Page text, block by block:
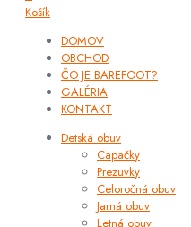
Košík
DOMOV
OBCHOD
ČO JE BAREFOOT?
GALÉRIA
KONTAKT
Detská obuv
Capačky
Prezuvky
Celoročná obuv
Jarná obuv
Letná obuv